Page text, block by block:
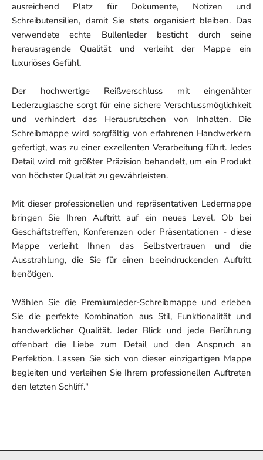
ausreichend Platz für Dokumente, Notizen und
Schreibutensilien, damit Sie stets organisiert bleiben. Das
verwendete echte Bullenleder besticht durch seine
herausragende Qualität und verleiht der Mappe ein
luxuriöses Gefühl.
Der hochwertige Reißverschluss mit eingenähter
Lederzuglasche sorgt für eine sichere Verschlussmöglichkeit
und verhindert das Herausrutschen von Inhalten. Die
Schreibmappe wird sorgfältig von erfahrenen Handwerkern
gefertigt, was zu einer exzellenten Verarbeitung führt. Jedes
Detail wird mit größter Präzision behandelt, um ein Produkt
von höchster Qualität zu gewährleisten.
Mit dieser professionellen und repräsentativen Ledermappe
bringen Sie Ihren Auftritt auf ein neues Level. Ob bei
Geschäftstreffen, Konferenzen oder Präsentationen - diese
Mappe verleiht Ihnen das Selbstvertrauen und die
Ausstrahlung, die Sie für einen beeindruckenden Auftritt
benötigen.
Wählen Sie die Premiumleder-Schreibmappe und erleben
Sie die perfekte Kombination aus Stil, Funktionalität und
handwerklicher Qualität. Jeder Blick und jede Berührung
offenbart die Liebe zum Detail und den Anspruch an
Perfektion. Lassen Sie sich von dieser einzigartigen Mappe
begleiten und verleihen Sie Ihrem professionellen Auftreten
den letzten Schliff."